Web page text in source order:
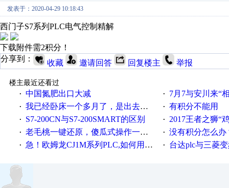
发表于：2020-04-29 10:18:43
西门子S7系列PLC电气控制精解
下载附件需2积分！
分享到：
收藏 邀请回答 回复楼主 举报
楼主最近还看过
· 中国氮肥出口大减 · 7月7与安川来“
· 我已经卧床一个多月了，是出去安装机械手在高速遭遇车祸所致:大家工作都要特别注意啊 · 有积分不能用
· S7-200CN与S7-200SMART的区别 · 2017王者之狮“鸡”情签到
· 老毛桃一键还原，傻瓜式操作一键轻松备份还原；程序为向导式安装，一键即可实现自动备份或还原系统。 · 没有积分怎么办
· 急！欧姆龙CJ1M系列PLC,如何用时间控制变频器。要求时间在组态王中可以自由输入！拜托各位大神了！ · 台达plc与三菱